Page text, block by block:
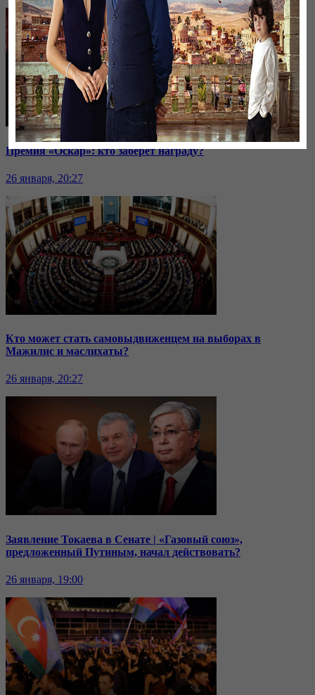
Премия «Оскар»: кто заберет награду?
26 января, 20:27
Кто может стать самовыдвиженцем на выборах в
Мажилис и маслихаты?
26 января, 20:27
Заявление Токаева в Сенате | «Газовый союз»,
предложенный Путиным, начал действовать?
26 января, 19:00